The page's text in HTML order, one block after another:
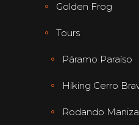
Golden Frog
Tours
Páramo Paraíso
Hiking Cerro
Rodando